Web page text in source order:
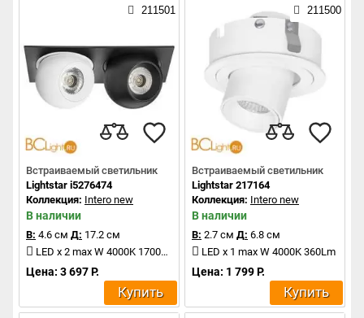
211501
Встраиваемый светильник
Lightstar i5276474
Коллекция: Intero new
В наличии
В: 4.6 см Д: 17.2 см
LED x 2 max W 4000K 1700Lm
Цена: 3 697 Р.
Купить
211500
Встраиваемый светильник
Lightstar 217164
Коллекция: Intero new
В наличии
В: 2.7 см Д: 6.8 см
LED x 1 max W 4000K 360Lm
Цена: 1 799 Р.
Купить